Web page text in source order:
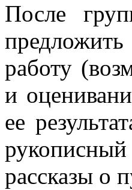
После
работу
и
ее
рассказы о